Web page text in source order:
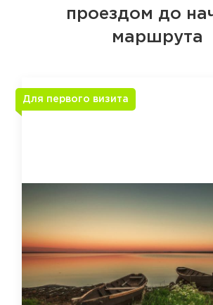
проездом до
маршрута
Для первого визита